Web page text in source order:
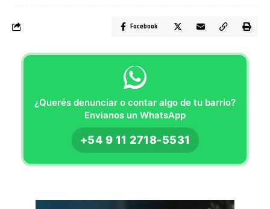
Facebook
¿Querés denunciar o contar algo de tu barrio?
Envianos un WhatsApp
+54 9 11 2718-5531